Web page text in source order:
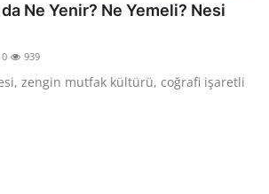
& İpuçları
Ne Yenir? Ne Yemeli? Nesi
0 939
zengin mutfak kültürü, coğrafi işaretli